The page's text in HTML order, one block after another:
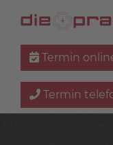
Termin
Termin